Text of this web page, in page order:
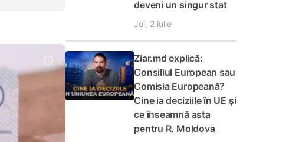
deveni un singur stat
Joi, 2 iulie
Ziar.md explică:
Consiliul European sau
Comisia Europeană?
Cine ia deciziile în UE și
ce înseamnă asta
pentru R. Moldova